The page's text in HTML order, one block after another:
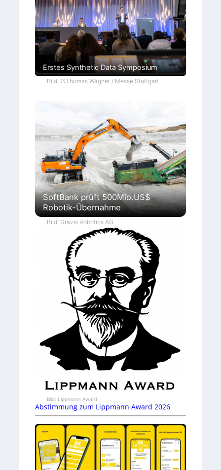
Erstes Synthetic Data Symposium
Bild: ©Thomas Wagner / Messe Stuttgart
SoftBank prüft 500Mio.US$
Robotik-Übernahme
Bild: Gravis Robotics AG
Bild: Lippmann Award
Abstimmung zum Lippmann Award 2026